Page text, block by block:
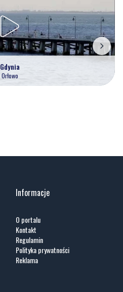
Gdynia
Orłowo
Informacje
O portalu
Kontakt
Regulamin
Polityka prywatności
Reklama